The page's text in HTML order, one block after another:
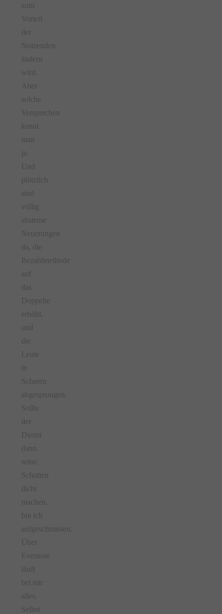
zum
Vorteil
der
Nutzenden
ändern
wird.
Aber
solche
Versprechen
kennt
man
ja.
Und
plötzlich
sind
völlig
abstruse
Neuerungen
da, die
Bezahlmethode
auf
das
Doppelte
erhöht,
und
die
Leute
Scharen
abgesprungen.
Sollte
der
Dienst
dann
seine
Schotten
dicht
machen,
bin ich
aufgeschmissen.
Über
Evernote
läuft
bei mir
alles.
Selbst